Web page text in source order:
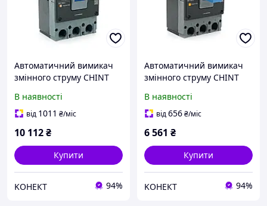
Автоматичний вимикач
змінного струму CHINT
630A, 3P, 630A, 415V,
50/36kA, 8kV
В наявності
від 1011 ₴/міс
10 112₴
Купити
KОНЕКТ 94%
Автоматичний вимикач
змінного струму CHINT
400A, 415V, 50kA, 8kV
В наявності
від656₴/міс
6 561 ₴
Купити
KОНЕКТ 94%